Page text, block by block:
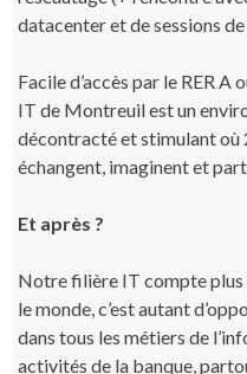
datacenter et de sessions
Facile d’accès par le RER A
IT de Montreuil est un
décontracté et stimulant
échangent, imaginent et
Et après ?
Notre filière IT compte
le monde, c’est autant
dans tous les métiers de
activités de la banque,